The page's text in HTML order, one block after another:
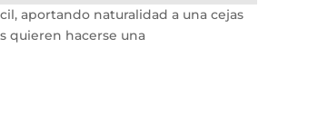
aportando naturalidad a una cejas
quieren hacerse una